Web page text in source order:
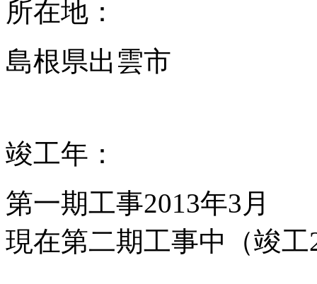
所在地：
島根県出雲市
竣工年：
第一期工事2013年3月
現在第二期工事中（竣工